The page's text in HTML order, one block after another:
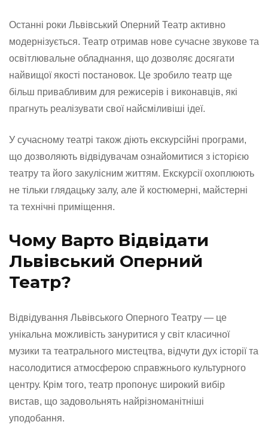
Останні роки Львівський Оперний Театр активно
модернізується. Театр отримав нове сучасне звукове та
освітлювальне обладнання, що дозволяє досягати
найвищої якості постановок. Це зробило театр ще
більш привабливим для режисерів і виконавців, які
прагнуть реалізувати свої найсміливіші ідеї.
У сучасному театрі також діють екскурсійні програми,
що дозволяють відвідувачам ознайомитися з історією
театру та його закулісним життям. Екскурсії охоплюють
не тільки глядацьку залу, але й костюмерні, майстерні
та технічні приміщення.
Чому Варто Відвідати
Львівський Оперний
Театр?
Відвідування Львівського Оперного Театру — це
унікальна можливість зануритися у світ класичної
музики та театрального мистецтва, відчути дух історії та
насолодитися атмосферою справжнього культурного
центру. Крім того, театр пропонує широкий вибір
вистав, що задовольнять найрізноманітніші
уподобання.